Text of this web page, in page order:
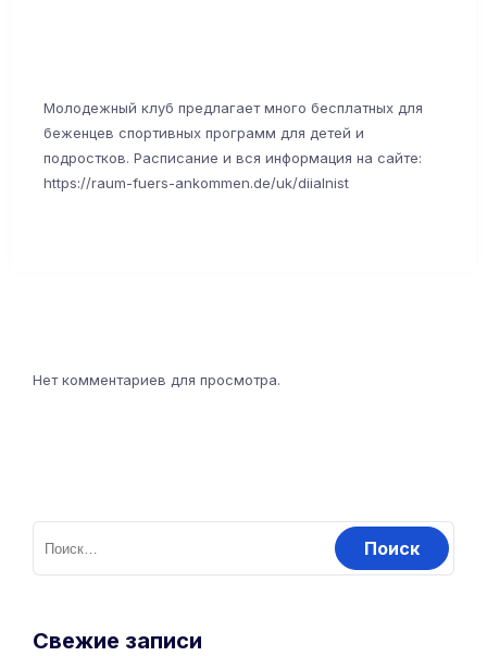
Молодежный клуб предлагает много бесплатных для
беженцев спортивных программ для детей и
подростков. Расписание и вся информация на сайте:
https://raum-fuers-ankommen.de/uk/diialnist
Нет комментариев для просмотра.
Свежие записи